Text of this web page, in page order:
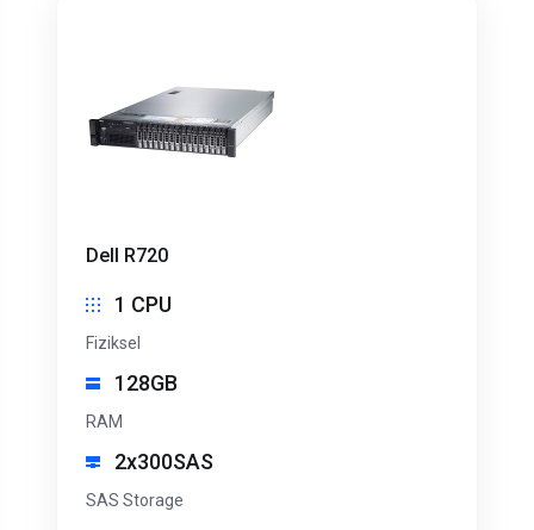
Dell R720
1 CPU
Fiziksel
128GB
RAM
2x300SAS
SAS Storage